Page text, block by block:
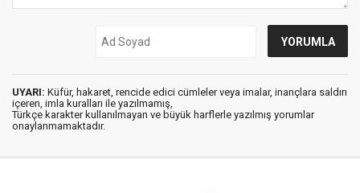
UYARI: Küfür, hakaret, rencide edici cümleler veya imalar, inançlara saldırı
içeren, imla kuralları ile yazılmamış,
Türkçe karakter kullanılmayan ve büyük harflerle yazılmış yorumlar
onaylanmamaktadır.